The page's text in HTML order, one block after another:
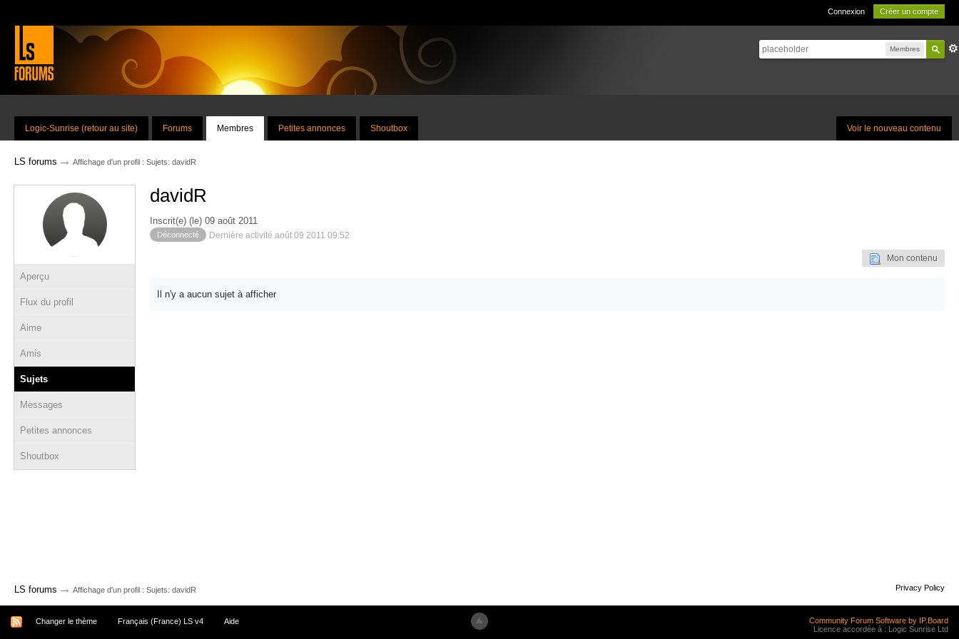
Connexion Créer un compte
Membres
Voir le nouveau contenu
Logic-Sunrise (retour au site) Forums Membres Petites annonces Shoutbox
LS forums → Affichage d'un profil : Sujets: davidR
Aperçu
Flux du profil
Aime
Amis
Sujets
Messages
Petites annonces
Shoutbox
davidR
Inscrit(e) (le) 09 août 2011
Déconnecté Dernière activité août 09 2011 09:52
Mon contenu
Il n'y a aucun sujet à afficher
LS forums → Affichage d'un profil : Sujets: davidR Privacy Policy
Changer le thème Français (France) LS v4 Aide
Community Forum Software by IP.Board
Licence accordée à : Logic Sunrise Ltd